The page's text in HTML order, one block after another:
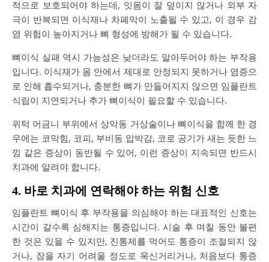
적으로 보호되어야 하는데, 잇몸이 잘 덮이지 않거나 외부 자
극이 반복되면 이식재나 차폐막이 노출될 수 있고, 이 경우 감
염 위험이 높아지거나 뼈 형성에 방해가 될 수 있습니다.
뼈이식 실패 역시 가능성은 낮더라도 알아두어야 하는 부작용
입니다. 이식재가 몸 안에서 제대로 안정되지 못하거나 염증으
로 인해 흡수되거나, 충분한 뼈가 만들어지지 않으면 임플란트
식립이 지연되거나 추가 뼈이식이 필요할 수 있습니다.
위턱 어금니 부위에서 상악동 거상술이나 뼈이식을 함께 한 경
우에는 코막힘, 코피, 부비동 압박감, 코로 공기가 새는 듯한 느
낌 같은 증상이 동반될 수 있어, 이런 증상이 지속되면 반드시
치과에 알려야 합니다.
4. 바로 치과에 연락해야 하는 위험 신호
임플란트 뼈이식 후 부작용을 의심해야 하는 대표적인 신호는
시간이 갈수록 심해지는 통증입니다. 시술 후 며칠 동안 불편
한 것은 있을 수 있지만, 진통제를 먹어도 통증이 조절되지 않
거나, 잠을 자기 어려울 정도로 욱신거리거나, 처음보다 통증